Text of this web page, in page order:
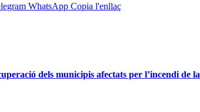
WhatsApp Copia l'enllaç
dels municipis afectats per l’incendi de